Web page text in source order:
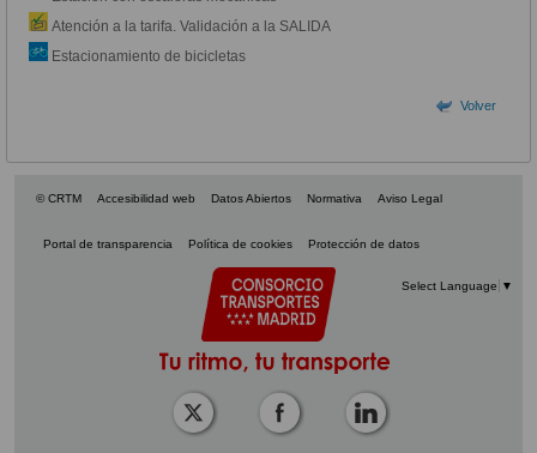
Atención a la tarifa. Validación a la SALIDA
Estacionamiento de bicicletas
Volver
© CRTM Accesibilidad web Datos Abiertos Normativa Aviso Legal
Portal de transparencia Política de cookies Protección de datos
Select Language ▼